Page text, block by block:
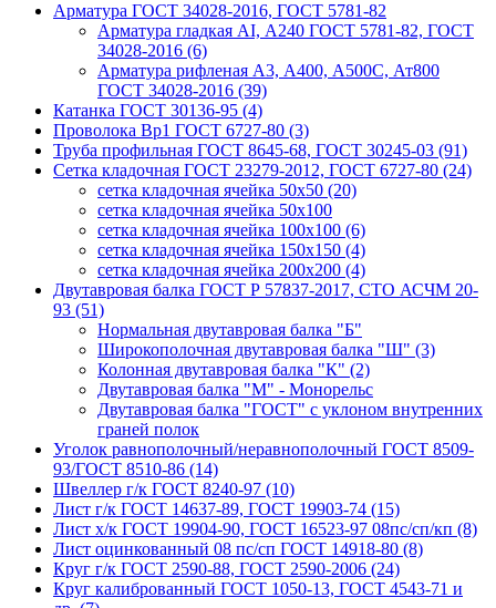
Арматура ГОСТ 34028-2016, ГОСТ 5781-82
Арматура гладкая AI, А240 ГОСТ 5781-82, ГОСТ
34028-2016 (6)
Арматура рифленая A3, А400, А500С, Ат800
ГОСТ 34028-2016 (39)
Катанка ГОСТ 30136-95 (4)
Проволока Вр1 ГОСТ 6727-80 (3)
Труба профильная ГОСТ 8645-68, ГОСТ 30245-03 (91)
Сетка кладочная ГОСТ 23279-2012, ГОСТ 6727-80 (24)
сетка кладочная ячейка 50x50 (20)
сетка кладочная ячейка 50x100
сетка кладочная ячейка 100x100 (6)
сетка кладочная ячейка 150x150 (4)
сетка кладочная ячейка 200x200 (4)
Двутавровая балка ГОСТ Р 57837-2017, СТО АСЧМ 20-
93 (51)
Нормальная двутавровая балка "Б"
Широкополочная двутавровая балка "Ш" (3)
Колонная двутавровая балка "К" (2)
Двутавровая балка "М" - Монорельс
Двутавровая балка "ГОСТ" с уклоном внутренних
граней полок
Уголок равнополочный/неравнополочный ГОСТ 8509-
93/ГОСТ 8510-86 (14)
Швеллер г/к ГОСТ 8240-97 (10)
Лист г/к ГОСТ 14637-89, ГОСТ 19903-74 (15)
Лист х/к ГОСТ 19904-90, ГОСТ 16523-97 08пс/сп/кп (8)
Лист оцинкованный 08 пс/сп ГОСТ 14918-80 (8)
Круг г/к ГОСТ 2590-88, ГОСТ 2590-2006 (24)
Круг калиброванный ГОСТ 1050-13, ГОСТ 4543-71 и